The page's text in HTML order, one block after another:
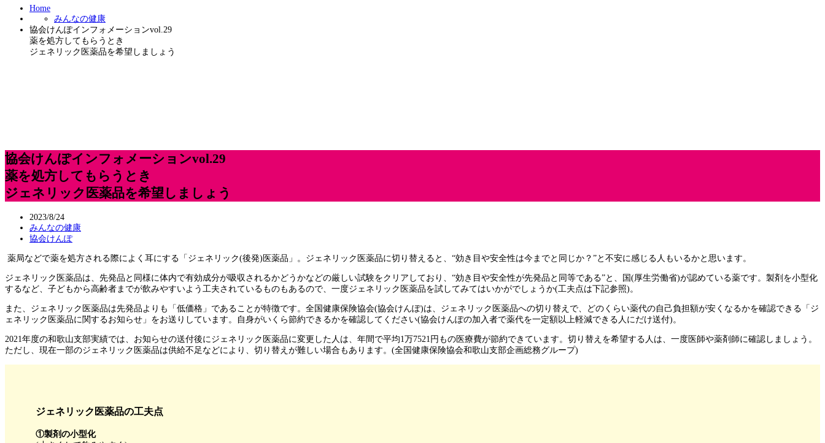
Home
みんなの健康
協会けんぽインフォメーションvol.29
薬を処方してもらうとき
ジェネリック医薬品を希望しましょう
協会けんぽインフォメーションvol.29
薬を処方してもらうとき
ジェネリック医薬品を希望しましょう
2023/8/24
みんなの健康
協会けんぽ
薬局などで薬を処方される際によく耳にする「ジェネリック(後発)医薬品」。ジェネリック医薬品に切り替えると、“効き目や安全性は今までと同じか？”と不安に感じる人もいるかと思います。
ジェネリック医薬品は、先発品と同様に体内で有効成分が吸収されるかどうかなどの厳しい試験をクリアしており、“効き目や安全性が先発品と同等である”と、国(厚生労働省)が認めている薬です。製剤を小型化
するなど、子どもから高齢者までが飲みやすいよう工夫されているものもあるので、一度ジェネリック医薬品を試してみてはいかがでしょうか(工夫点は下記参照)。
また、ジェネリック医薬品は先発品よりも「低価格」であることが特徴です。全国健康保険協会(協会けんぽ)は、ジェネリック医薬品への切り替えで、どのくらい薬代の自己負担額が安くなるかを確認できる「ジ
ェネリック医薬品に関するお知らせ」をお送りしています。自身がいくら節約できるかを確認してください(協会けんぽの加入者で薬代を一定額以上軽減できる人にだけ送付)。
2021年度の和歌山支部実績では、お知らせの送付後にジェネリック医薬品に変更した人は、年間で平均1万7521円もの医療費が節約できています。切り替えを希望する人は、一度医師や薬剤師に確認しましょう。
ただし、現在一部のジェネリック医薬品は供給不足などにより、切り替えが難しい場合もあります。(全国健康保険協会和歌山支部企画総務グループ)
ジェネリック医薬品の工夫点
①製剤の小型化